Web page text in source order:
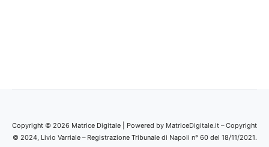
Copyright © 2026 Matrice Digitale | Powered by MatriceDigitale.it – Copyright
© 2024, Livio Varriale – Registrazione Tribunale di Napoli n° 60 del 18/11/2021.